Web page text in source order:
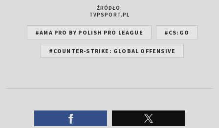
ŹRÓDŁO:
TVPSPORT.PL
#AMA PRO BY POLISH PRO LEAGUE #CS:GO
#COUNTER-STRIKE: GLOBAL OFFENSIVE